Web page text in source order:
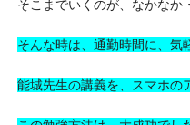
そこまでいくのが、なかなか
そんな時は、通勤時間に、気
能城先生の講義を、スマホの